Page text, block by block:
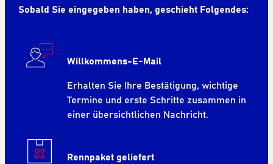
Sobald Sie eingegeben haben, geschieht Folgendes:
Willkommens-E-Mail
Erhalten Sie Ihre Bestätigung, wichtige
Termine und erste Schritte zusammen in
einer übersichtlichen Nachricht.
Rennpaket geliefert